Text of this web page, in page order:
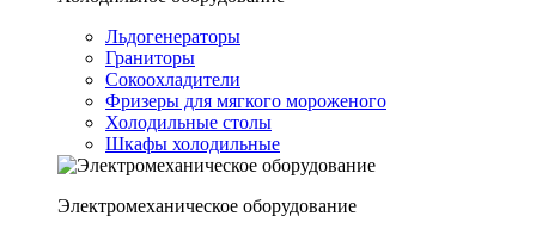
Льдогенераторы
Граниторы
Сокоохладители
Фризеры для мягкого мороженого
Холодильные столы
Шкафы холодильные
Электромеханическое оборудование